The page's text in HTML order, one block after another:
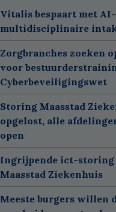
Vitalis bespaart met
multidisciplinaire
Zorgbranches zoeken
voor
Cyberbeveiligingswet
Storing Maasstad
opgelost, alle
open
Ingrijpende ict-storing
Maasstad Ziekenhuis
Meeste burgers willen